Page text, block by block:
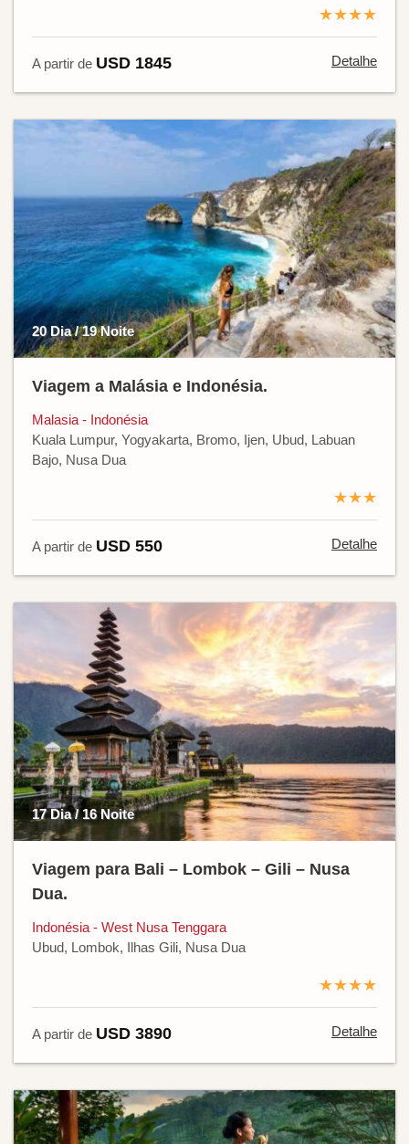
★★★★
A partir de USD 1845 Detalhe
20 Dia / 19 Noite
Viagem a Malásia e Indonésia.
Malasia - Indonésia
Kuala Lumpur, Yogyakarta, Bromo, Ijen, Ubud, Labuan
Bajo, Nusa Dua
★★★
A partir de USD 550 Detalhe
17 Dia / 16 Noite
Viagem para Bali – Lombok – Gili – Nusa
Dua.
Indonésia - West Nusa Tenggara
Ubud, Lombok, Ilhas Gili, Nusa Dua
★★★★
A partir de USD 3890 Detalhe